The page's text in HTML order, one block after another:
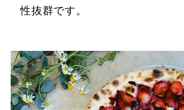
性抜群です。